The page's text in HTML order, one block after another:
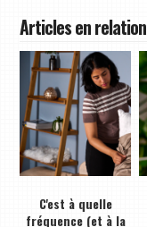
Articles en relation
C'est à quelle
fréquence (et à la